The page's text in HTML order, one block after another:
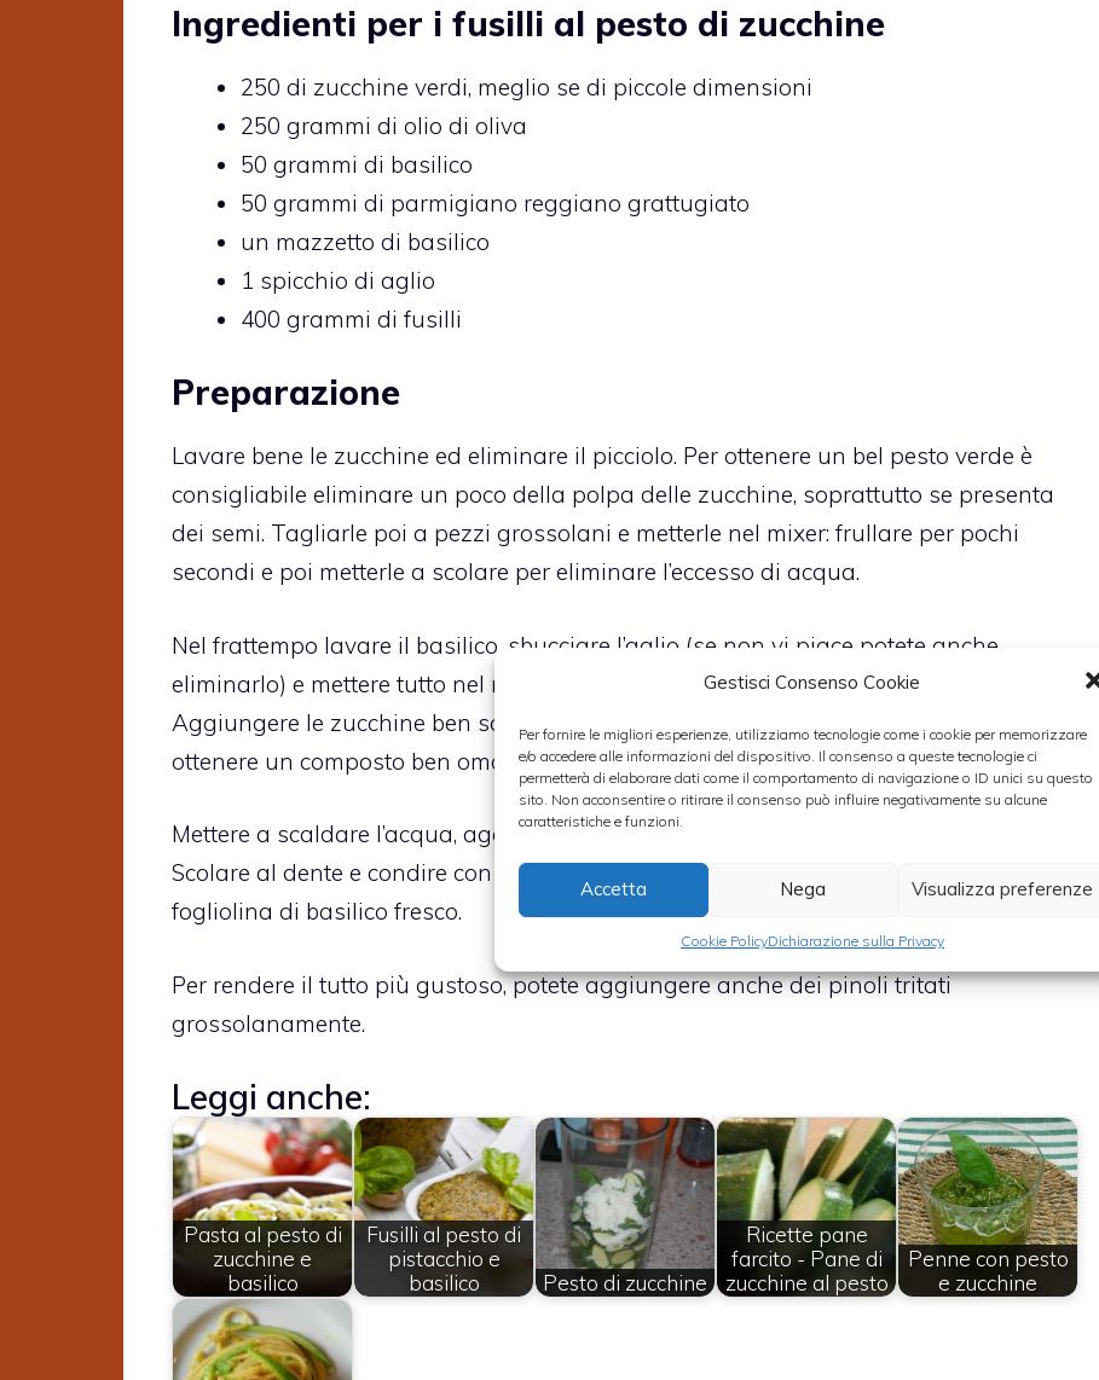
Gestisci Consenso Cookie
Per fornire le migliori esperienze, utilizziamo tecnologie come i cookie per memorizzare
e/o accedere alle informazioni del dispositivo. Il consenso a queste tecnologie ci
permetterà di elaborare dati come il comportamento di navigazione o ID unici su questo
sito. Non acconsentire o ritirare il consenso può influire negativamente su alcune
caratteristiche e funzioni.
Accetta Nega Visualizza preferenze
Cookie PolicyDichiarazione sulla Privacy
Ingredienti per i fusilli al pesto di zucchine
250 di zucchine verdi, meglio se di piccole dimensioni
250 grammi di olio di oliva
50 grammi di basilico
50 grammi di parmigiano reggiano grattugiato
un mazzetto di basilico
1 spicchio di aglio
400 grammi di fusilli
Preparazione
Lavare bene le zucchine ed eliminare il picciolo. Per ottenere un bel pesto verde è
consigliabile eliminare un poco della polpa delle zucchine, soprattutto se presenta
dei semi. Tagliarle poi a pezzi grossolani e metterle nel mixer: frullare per pochi
secondi e poi metterle a scolare per eliminare l’eccesso di acqua.
Nel frattempo lavare il basilico, sbucciare l’aglio (se non vi piace potete anche
eliminarlo) e mettere tutto nel mixer insieme ai pinoli e al formaggio grattugiato.
Aggiungere le zucchine ben scolate e frullare il tutto aggiungendo l’olio a filo fino ad
ottenere un composto ben omogeneo. Aggiustare di sale e pepe.
Mettere a scaldare l’acqua, aggiungere il sale al momento del bollore e poi la pasta.
Scolare al dente e condire con il pesto. Servire in tavola con l’aggiunta di qualche
fogliolina di basilico fresco.
Per rendere il tutto più gustoso, potete aggiungere anche dei pinoli tritati
grossolanamente.
Leggi anche:
Pasta al pesto di
zucchine e
basilico
Fusilli al pesto di
pistacchio e
basilico
Pesto di zucchine
Ricette pane
farcito - Pane di
zucchine al pesto
Penne con pesto
e zucchine